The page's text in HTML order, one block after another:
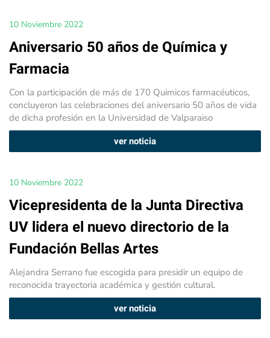
10 Noviembre 2022
Aniversario 50 años de Química y
Farmacia
Con la participación de más de 170 Quimicos farmacéuticos,
concluyeron las celebraciones del aniversario 50 años de vida
de dicha profesión en la Universidad de Valparaiso
ver noticia
10 Noviembre 2022
Vicepresidenta de la Junta Directiva
UV lidera el nuevo directorio de la
Fundación Bellas Artes
Alejandra Serrano fue escogida para presidir un equipo de
reconocida trayectoria académica y gestión cultural.
ver noticia